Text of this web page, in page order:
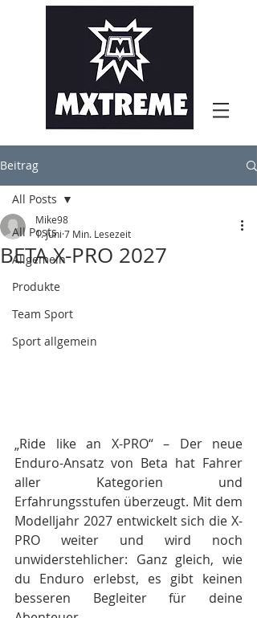
Beitrag
All Posts
Allgemein
Produkte
Team Sport
Sport allgemein
All Posts
BETA X-PRO 2027
Mike98
1. Juni 7 Min. Lesezeit
„Ride like an X-PRO“ – Der neue
Enduro-Ansatz von Beta hat Fahrer
aller Kategorien und
Erfahrungsstufen überzeugt. Mit dem
Modelljahr 2027 entwickelt sich die X-
PRO weiter und wird noch
unwiderstehlicher: Ganz gleich, wie
du Enduro erlebst, es gibt keinen
besseren Begleiter für deine